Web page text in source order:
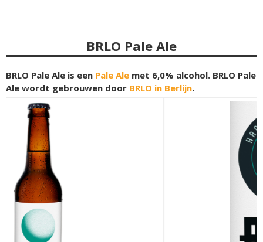
BRLO Pale Ale
BRLO Pale Ale is een Pale Ale met 6,0% alcohol. BRLO Pale
Ale wordt gebrouwen door BRLO in Berlijn.